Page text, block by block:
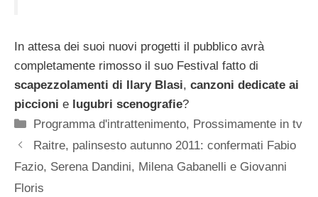
In attesa dei suoi nuovi progetti il pubblico avrà
completamente rimosso il suo Festival fatto di
scapezzolamenti di Ilary Blasi, canzoni dedicate ai
piccioni e lugubri scenografie?
Categorie
Programma d'intrattenimento, Prossimamente in tv
Raitre, palinsesto autunno 2011: confermati Fabio
Fazio, Serena Dandini, Milena Gabanelli e Giovanni
Floris